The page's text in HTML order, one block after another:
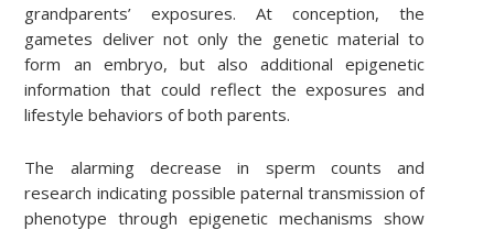
grandparents’ exposures. At conception, the
gametes deliver not only the genetic material to
form an embryo, but also additional epigenetic
information that could reflect the exposures and
lifestyle behaviors of both parents.
The alarming decrease in sperm counts and
research indicating possible paternal transmission of
phenotype through epigenetic mechanisms show